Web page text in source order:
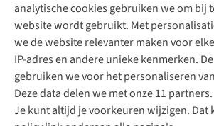
analytische cookies gebruiken we om bij
website wordt gebruikt. Met
we de website relevanter maken voor
IP-adres en andere unieke kenmerken.
gebruiken we voor het personaliseren
Deze data delen we met onze 11 partners.
Je kunt altijd je voorkeuren wijzigen. Dat
Contactformulier